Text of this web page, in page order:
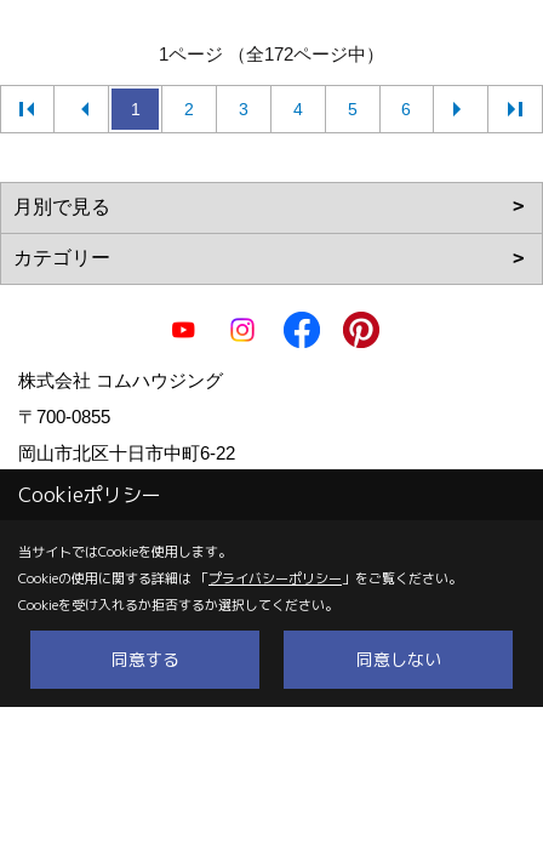
1ページ （全172ページ中）
1 2 3 4 5 6
株式会社 コムハウジング
〒700-0855
岡山市北区十日市中町6-22
TEL：0120-67-2102
＜営業時間＞9:00～18:00（日曜日は～17：00）
＜定休日＞毎週月曜日、祝日
Copyright (c) COM HOUSHING Inc. All Rights Reserved.
Cookieポリシー
当サイトではCookieを使用します。
Cookieの使用に関する詳細は 「プライバシーポリシー 」をご覧ください。
Cookieを受け入れるか拒否するか選択してください。
同意する 同意しない